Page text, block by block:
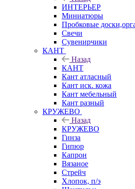
ИНТЕРЬЕР
Миниатюры
Пробковые
Свечи
Сувенирчики
КАНТ
Назад
КАНТ
Кант атласный
Кант иск. кожа
Кант мебельный
Кант разный
КРУЖЕВО
Назад
КРУЖЕВО
Гинза
Гипюр
Капрон
Вязаное
Стрейч
Хлопок, п/э